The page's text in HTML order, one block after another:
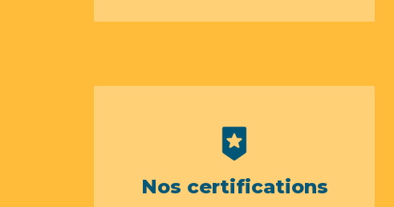
Nos certifications